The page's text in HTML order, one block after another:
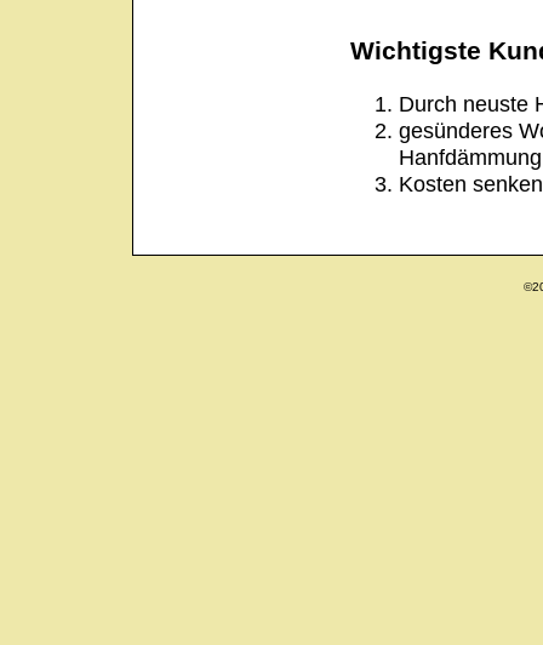
Wichtigste
Durch neuste
gesünderes
Kosten